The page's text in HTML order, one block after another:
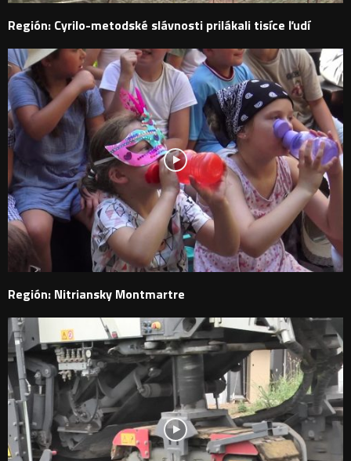
Región: Cyrilo-metodské slávnosti prilákali tisíce ľudí
Región: Nitriansky Montmartre